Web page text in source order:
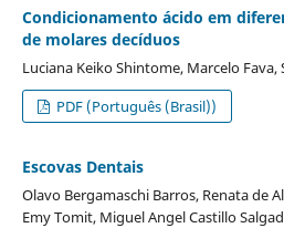
Condicionamento ácido em
de molares decíduos
Luciana Keiko Shintome, Marcelo Fava,
PDF (Português (Brasil))
Escovas Dentais
Olavo Bergamaschi Barros, Renata de
Emy Tomit, Miguel Angel Castillo